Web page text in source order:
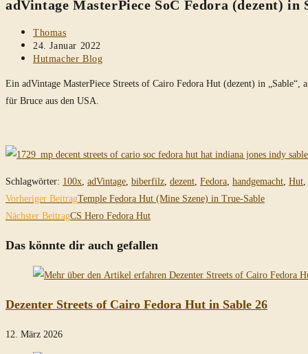
durchsuchen
adVintage MasterPiece SoC Fedora (dezent) in
Beitrags-
Autor:
Thomas
Beitrag
veröffentlicht:
24. Januar 2022
Beitrags-
Hutmacher Blog
Ein adVintage MasterPiece Streets of Cairo Fedora Hut (dezent) in
für Bruce aus den USA.
Schlagwörter: 100x, adVintage, biberfilz, dezent, Fedora, handgemacht, Hut,
Weitere
Artikel
ansehen
Vorheriger BeitragTemple Fedora Hut (Mine Szene) in True-Sable
Nächster BeitragCS Hero Fedora Hut
Das könnte dir auch gefallen
Dezenter Streets of Cairo Fedora Hut in Sable 26
12. März 2026